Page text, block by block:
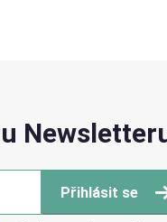
Přihlásit se